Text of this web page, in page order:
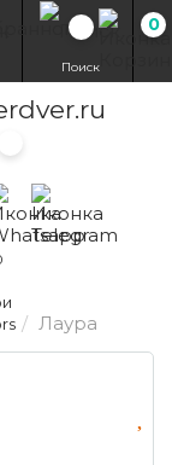
на
Написать на
0
Поиск
Лаура